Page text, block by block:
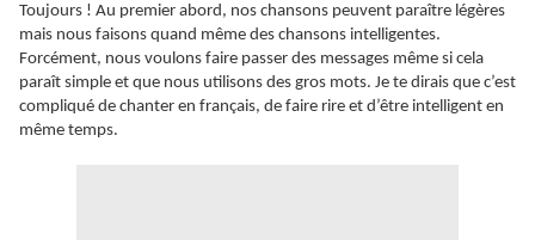
Toujours ! Au premier abord, nos chansons peuvent paraître légères
mais nous faisons quand même des chansons intelligentes.
Forcément, nous voulons faire passer des messages même si cela
paraît simple et que nous utilisons des gros mots. Je te dirais que c’est
compliqué de chanter en français, de faire rire et d’être intelligent en
même temps.